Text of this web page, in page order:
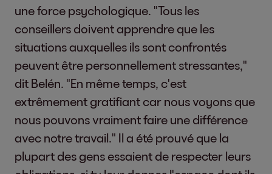
une force psychologique. "Tous les
conseillers doivent apprendre que les
situations auxquelles ils sont confrontés
peuvent être personnellement stressantes,"
dit Belén. "En même temps, c'est
extrêmement gratifiant car nous voyons que
nous pouvons vraiment faire une différence
avec notre travail." Il a été prouvé que la
plupart des gens essaient de respecter leurs